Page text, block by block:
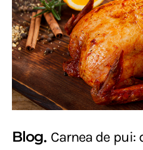
Blog Carnea de pui: